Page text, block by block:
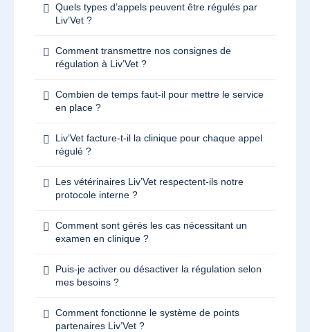
Quels types d’appels peuvent être régulés par
Liv’Vet ?
Comment transmettre nos consignes de
régulation à Liv’Vet ?
Combien de temps faut-il pour mettre le service
en place ?
Liv’Vet facture-t-il la clinique pour chaque appel
régulé ?
Les vétérinaires Liv’Vet respectent-ils notre
protocole interne ?
Comment sont gérés les cas nécessitant un
examen en clinique ?
Puis-je activer ou désactiver la régulation selon
mes besoins ?
Comment fonctionne le système de points
partenaires Liv’Vet ?